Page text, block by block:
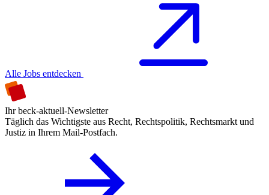
Alle Jobs entdecken
Ihr beck-aktuell-Newsletter
Täglich das Wichtigste aus Recht, Rechtspolitik, Rechtsmarkt und
Justiz in Ihrem Mail-Postfach.